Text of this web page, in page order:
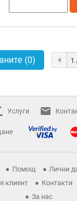
(0) 1
Услуги
Помощ
Лични
клиент
Контакти
За нас